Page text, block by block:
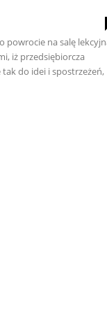
powrocie na salę
iż przedsiębiorcza
do idei i spostrzeżeń,